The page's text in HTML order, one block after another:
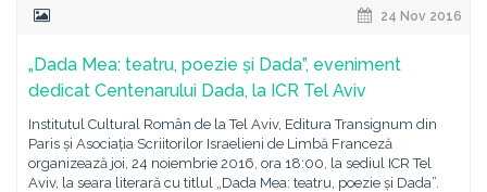
24 Nov 2016
„Dada Mea: teatru, poezie și Dada”, eveniment
dedicat Centenarului Dada, la ICR Tel Aviv
Institutul Cultural Român de la Tel Aviv, Editura Transignum din
Paris și Asociația Scriitorilor Israelieni de Limbă Franceză
organizează joi, 24 noiembrie 2016, ora 18:00, la sediul ICR Tel
Aviv, la seara literară cu titlul „Dada Mea: teatru, poezie și Dada”.